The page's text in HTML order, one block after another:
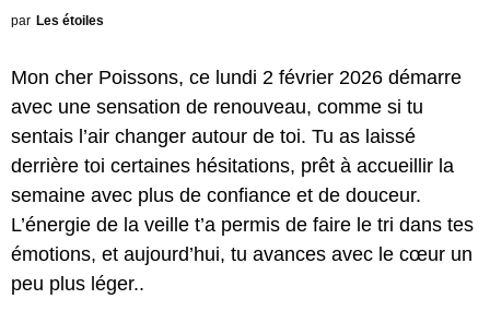
par Les étoiles
Mon cher Poissons, ce lundi 2 février 2026 démarre
avec une sensation de renouveau, comme si tu
sentais l’air changer autour de toi. Tu as laissé
derrière toi certaines hésitations, prêt à accueillir la
semaine avec plus de confiance et de douceur.
L’énergie de la veille t’a permis de faire le tri dans tes
émotions, et aujourd’hui, tu avances avec le cœur un
peu plus léger..